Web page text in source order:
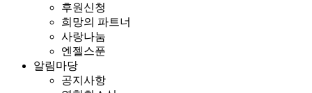
후원신청
희망의 파트너
사랑나눔
엔젤스푼
알림마당
공지사항